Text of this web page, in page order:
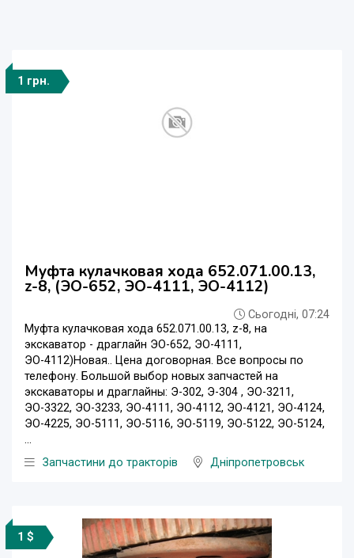
1 грн.
Муфта кулачковая хода 652.071.00.13,
z-8, (ЭО-652, ЭО-4111, ЭО-4112)
Сьогодні, 07:24
Муфта кулачковая хода 652.071.00.13, z-8, на
экскаватор - драглайн ЭО-652, ЭО-4111,
ЭО-4112)Новая.. Цена договорная. Все вопросы по
телефону. Большой выбор новых запчастей на
экскаваторы и драглайны: Э-302, Э-304 , ЭО-3211,
ЭО-3322, ЭО-3233, ЭО-4111, ЭО-4112, ЭО-4121, ЭО-4124,
ЭО-4225, ЭО-5111, ЭО-5116, ЭО-5119, ЭО-5122, ЭО-5124,
...
Запчастини до тракторів
Дніпропетровськ
1 $